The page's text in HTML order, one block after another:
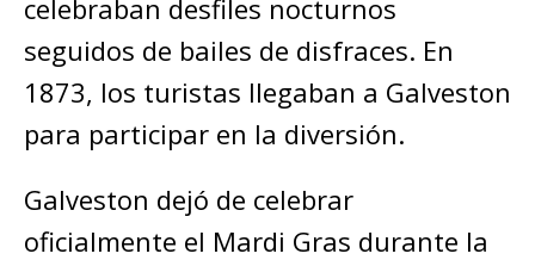
celebraban desfiles nocturnos
seguidos de bailes de disfraces. En
1873, los turistas llegaban a Galveston
para participar en la diversión.
Galveston dejó de celebrar
oficialmente el Mardi Gras durante la